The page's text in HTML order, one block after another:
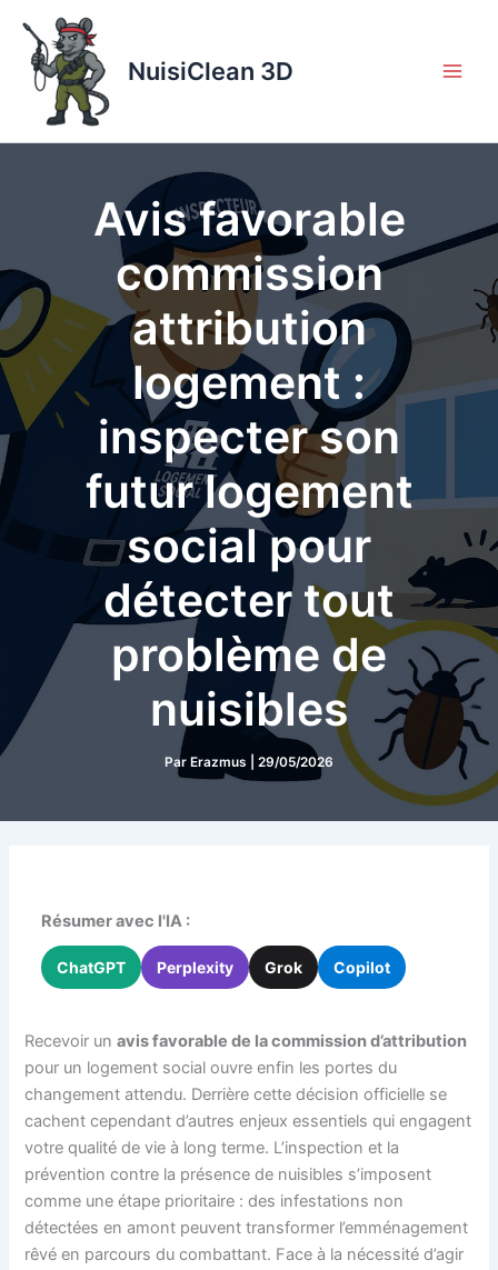
contenu
NuisiClean 3D
Avis favorable
commission
attribution
logement :
inspecter son
futur logement
social pour
détecter tout
problème de
nuisibles
Par Erazmus 29/05/2026
Résumer avec l'IA :
ChatGPT Perplexity Grok Copilot
Recevoir unavis favorable de la commission d’attribution
pour un logement social ouvre enfin les portes du
changement attendu. Derrière cette décision officielle se
cachent cependant d’autres enjeux essentiels qui engagent
votre qualité de vie à long terme. L’inspection et la
prévention contre la présence de nuisibles s’imposent
comme une étape prioritaire : des infestations non
détectées en amont peuvent transformer l’emménagement
rêvé en parcours du combattant. Face à la nécessité d’agir